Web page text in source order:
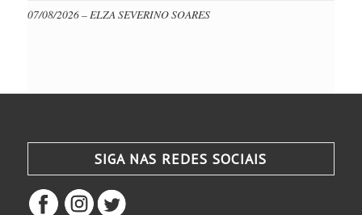
07/08/2026 – ELZA SEVERINO SOARES
SIGA NAS REDES SOCIAIS